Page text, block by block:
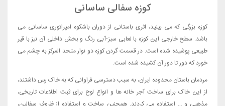
کوزه سفالی ساسانی
کوزه بزرگی که می بینید، اثری باستانی از دوران باشکوه امپراتوری ساسانی می
باشد. سطح خارجی این کوزه با لعابی سبز-آبی رنگ و بخش داخلی آن نیز با قیر
طبیعی پوشیده شده است. در قسمت گردن کوزه دو نوار متحد المرکز به چشم می
خورد که دور تا دور آن کشیده شده است.
مردمان باستان محدوده ایران، به سبب دسترسی فراوانی که به خاک رس داشتند،
از این خاک برای ساخت آجر خانه ها و انواع لوح برای ثبت اطلاعات تاریخی،